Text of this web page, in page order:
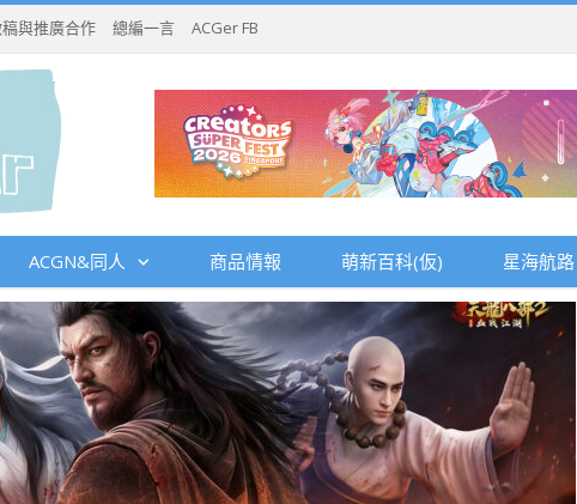
與推廣合作 總編一言 ACGer FB
ACGN&同人 商品情報 萌新百科(仮) 星海航路